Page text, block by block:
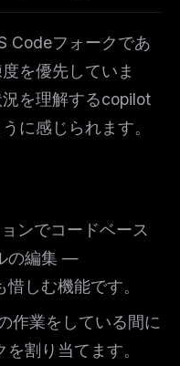
Codeフォークであ
を優先していま
を理解するcopilot
に感じられます。
ンでコードベース
の編集 —
しむ機能です。
作業をしている間に
割り当てます。